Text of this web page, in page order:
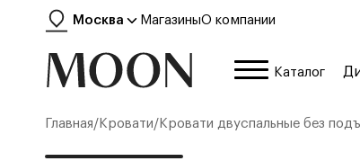
Москва МагазиныО компании
Каталог
Главная/ Кровати/ Кровати двуспальные без